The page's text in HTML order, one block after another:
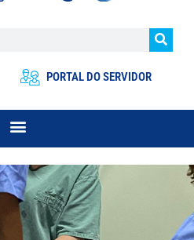
PORTAL DO SERVIDOR